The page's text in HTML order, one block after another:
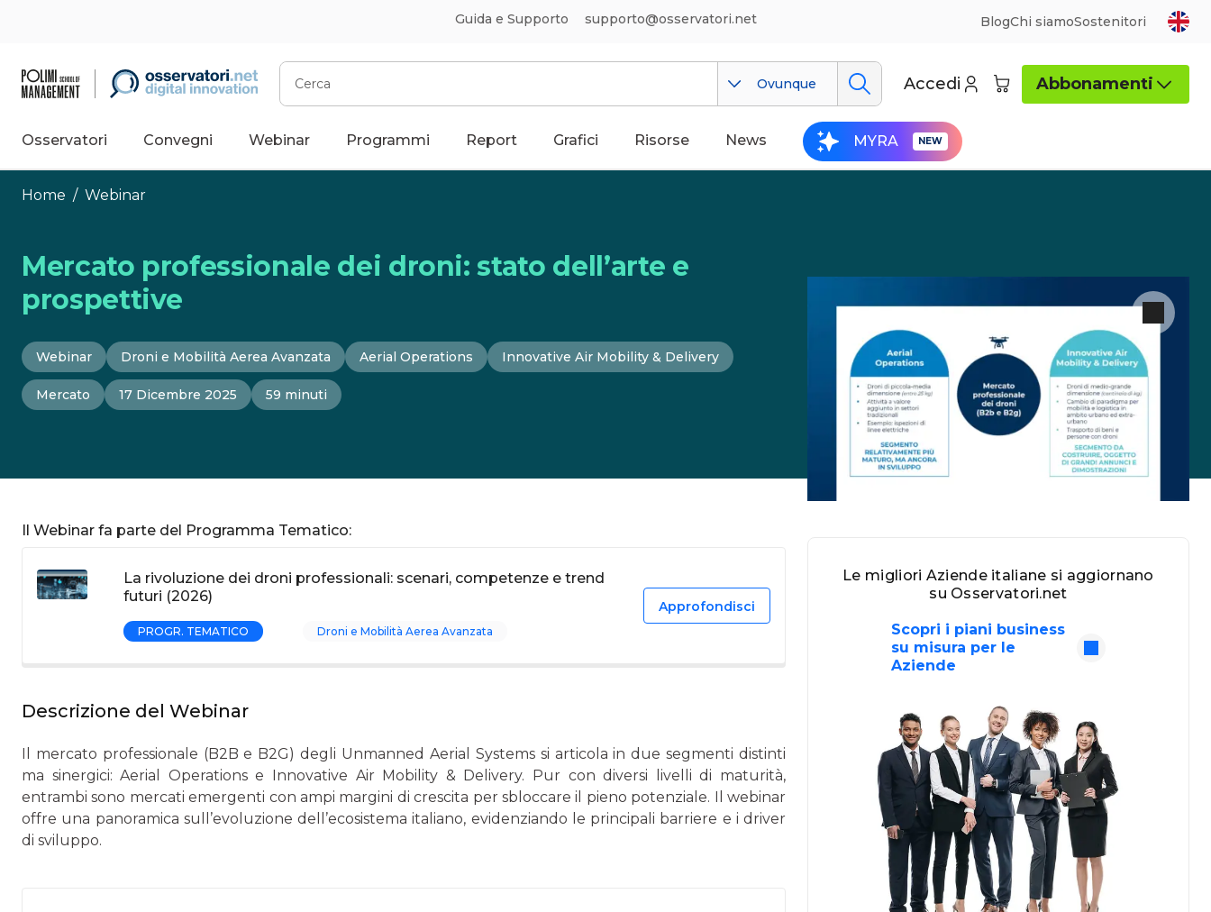
Guida e Supporto supporto@osservatori.net BlogChi siamoSostenitori
Cerca
Ovunque Accedi Abbonamenti
Osservatori Convegni Webinar Programmi Report Grafici Risorse News MYRA
Home / Webinar
Mercato professionale dei droni: stato dell’arte e
prospettive
Webinar Droni e Mobilità Aerea Avanzata Aerial Operations Innovative Air Mobility & Delivery
Mercato 17 Dicembre 2025 59 minuti
Il Webinar fa parte del Programma Tematico:
La rivoluzione dei droni professionali: scenari, competenze e trend
futuri (2026)
PROGR. TEMATICO Droni e Mobilità Aerea Avanzata
Approfondisci
Descrizione del Webinar
Il mercato professionale (B2B e B2G) degli Unmanned Aerial Systems si articola in due segmenti distinti
ma sinergici: Aerial Operations e Innovative Air Mobility & Delivery. Pur con diversi livelli di maturità,
entrambi sono mercati emergenti con ampi margini di crescita per sbloccare il pieno potenziale. Il webinar
offre una panoramica sull’evoluzione dell’ecosistema italiano, evidenziando le principali barriere e i driver
di sviluppo.
Le migliori Aziende italiane si aggiornano
su Osservatori.net
Scopri i piani business
su misura per le
Aziende